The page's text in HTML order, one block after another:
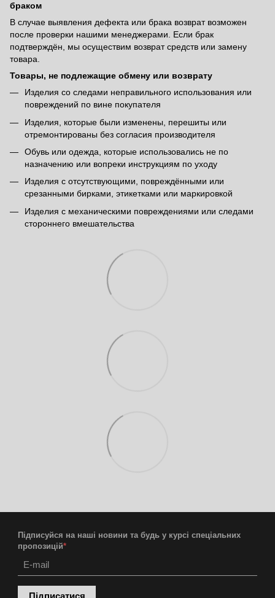
браком
В случае выявления дефекта или брака возврат возможен
после проверки нашими менеджерами. Если брак
подтверждён, мы осуществим возврат средств или замену
товара.
Товары, не подлежащие обмену или возврату
Изделия со следами неправильного использования или
повреждений по вине покупателя
Изделия, которые были изменены, перешиты или
отремонтированы без согласия производителя
Обувь или одежда, которые использовались не по
назначению или вопреки инструкциям по уходу
Изделия с отсутствующими, повреждёнными или
срезанными бирками, этикетками или маркировкой
Изделия с механическими повреждениями или следами
стороннего вмешательства
Підписуйся на наші новини та будь у курсі спеціальних
пропозицій*
Підписатися